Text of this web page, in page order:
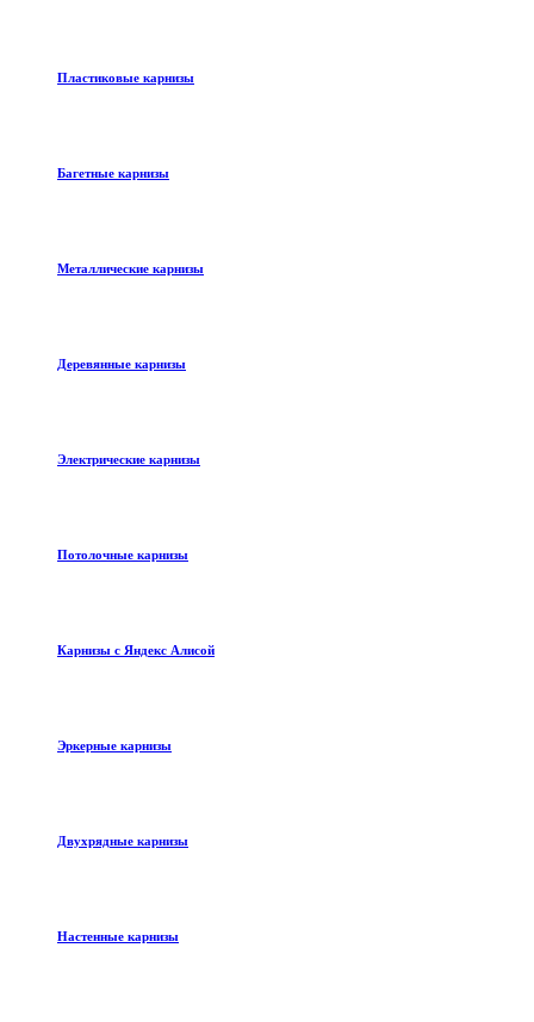
Пластиковые карнизы
Багетные карнизы
Металлические карнизы
Деревянные карнизы
Электрические карнизы
Потолочные карнизы
Карнизы с Яндекс Алисой
Эркерные карнизы
Двухрядные карнизы
Настенные карнизы